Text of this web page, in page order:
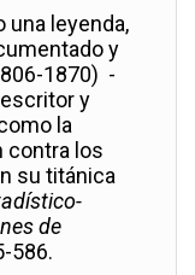
una leyenda,
y
1870) -
y
la
contra los
su titánica
de
586.